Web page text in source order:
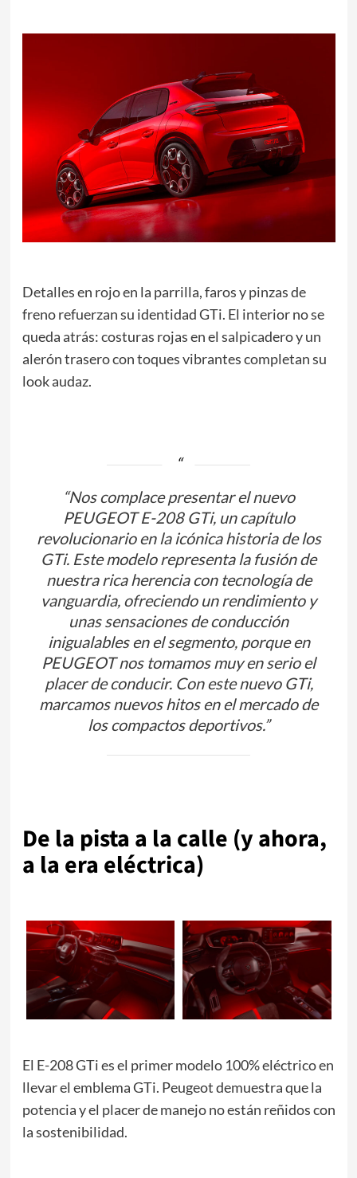
Detalles en rojo en la parrilla, faros y pinzas de
freno refuerzan su identidad GTi. El interior no se
queda atrás: costuras rojas en el salpicadero y un
alerón trasero con toques vibrantes completan su
look audaz.
“Nos complace presentar el nuevo
PEUGEOT E-208 GTi, un capítulo
revolucionario en la icónica historia de los
GTi. Este modelo representa la fusión de
nuestra rica herencia con tecnología de
vanguardia, ofreciendo un rendimiento y
unas sensaciones de conducción
inigualables en el segmento, porque en
PEUGEOT nos tomamos muy en serio el
placer de conducir. Con este nuevo GTi,
marcamos nuevos hitos en el mercado de
los compactos deportivos.”
De la pista a la calle (y ahora,
a la era eléctrica)
El E-208 GTi es el primer modelo 100% eléctrico en
llevar el emblema GTi. Peugeot demuestra que la
potencia y el placer de manejo no están reñidos con
la sostenibilidad.